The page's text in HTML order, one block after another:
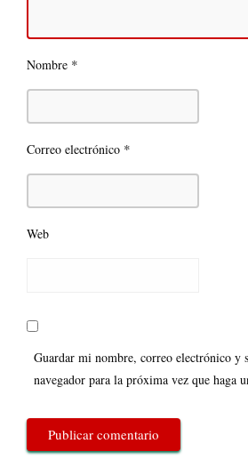
Nombre *
Correo electrónico *
Web
Guardar mi nombre, correo electrónico y
navegador para la próxima vez que haga